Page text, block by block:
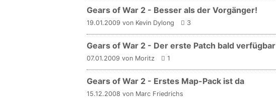
Gears of War 2 - Besser als der Vorgänger!
19.01.2009 von Kevin Dylong 3
Gears of War 2 - Der erste Patch bald verfügbar
07.01.2009 von Moritz 1
Gears of War 2 - Erstes Map-Pack ist da
15.12.2008 von Marc Friedrichs